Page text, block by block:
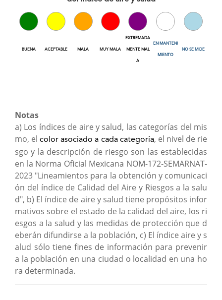
BUENA ACEPTABLE MALA MUY MALA
EXTREMADA
MENTE MAL
A
EN MANTENI
MIENTO
NO SE MIDE
Notas
a) Los índices de aire y salud, las categorías del mis
mo, elcolor asociado a cada categoría, el nivel de rie
sgo y la descripción de riesgo son las establecidas
en la Norma Oficial Mexicana NOM-172-SEMARNAT-
2023 "Lineamientos para la obtención y comunicaci
ón del índice de Calidad del Aire y Riesgos a la salu
d", b) El índice de aire y salud tiene propósitos infor
mativos sobre el estado de la calidad del aire, los ri
esgos a la salud y las medidas de protección que d
eberán difundirse a la población, c) El índice aire y s
alud sólo tiene fines de información para prevenir
a la población en una ciudad o localidad en una ho
ra determinada.